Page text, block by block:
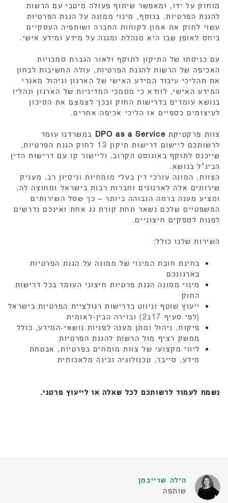
מוחזק על ידו, ומאפשר שיתוף פעולה מיטבי עם הרשות
להגנת הפרטיות. בנוסף, מינוי ממונה על הגנת הפרטיות
עשוי לחזק את אמון לקוחות החברה ושותפיה העסקיים
ביחס לאופן שבו היא מנהלת ומגנה על מידע ומידע אישי.
עם כניסתו של התיקון לתוקף ולאור הגברת סמכויות
האכיפה של הרשות להגנת הפרטיות, עולה החשיבות לבחון
את תהליכי עיבוד המידע האישי של הארגון וניהול מאגרי
המידע האישי, לוודא כי מסמכי המדיניות של הארגון ונהליו
בנושא עומדים בדרישות החוק ובכך לצמצם את הסיכון
לעיצומים כספיים או הליכי אכיפה אחרים.
צוות פרקטיקת DPO as a Service
במשרדנו עומד
לרשותכם ליישום דרישות תיקון 13 לחוק הגנת הפרטיות,
שייכנס לתוקף באוגוסט הקרוב, וליישור קו עם דרישות הדין
הבינ"ל בנושא.
הצוות, המונה עורכי דין בעלי מומחיות וניסיון רב, מעניק
שירותים אלה לארגונים וחברות רבות בישראל ומחוצה לה,
ומציע מענה ברמה הגבוהה ביותר – כך שסל השירותים
המשפטיים שלכם נשאר תחת קורת גג אחת ואינכם נדרשים
לפנות לספקים חיצוניים.
השירות שלנו כולל:
בחינת חובת המינוי של ממונה על הגנת הפרטיות
בארגונכם
מינוי ממונה הגנת פרטיות חיצוני העומד בכל דרישות
החוק
ייעוץ שוטף וניווט בדרישות רגולציית הפרטיות בישראל
(לפי סעיף 17ב2) ובזירה הבין-לאומית
פיקוח, ניהול ומתן מענה לפניות נושאי-המידע, כולל
ממשק רציף מול הרשות להגנת הפרטיות
ליווי מקצועי של צוות מומחים בפרטיות, אבטחת
מידע, סייבר, טכנולוגיה ובינה מלאכותית
נשמח לעמוד לרשותכם לכל שאלה או לייעוץ פרטני.
הילה שרייבמן
שותפה